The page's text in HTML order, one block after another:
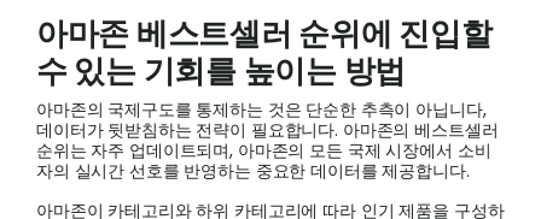
아마존 베스트셀러 순위에 진입할
수 있는 기회를 높이는 방법
아마존의 국제구도를 통제하는 것은 단순한 추측이 아닙니다,
데이터가 뒷받침하는 전략이 필요합니다. 아마존의 베스트셀러
순위는 자주 업데이트되며, 아마존의 모든 국제 시장에서 소비
자의 실시간 선호를 반영하는 중요한 데이터를 제공합니다.
아마존이 카테고리와 하위 카테고리에 따라 인기 제품을 구성하